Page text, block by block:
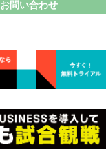
お問い合わせ